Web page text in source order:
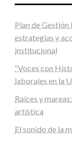
Plan de
estrategias y
institucional
“Voces con
laborales en la
Raíces y
artística
El sonido de la